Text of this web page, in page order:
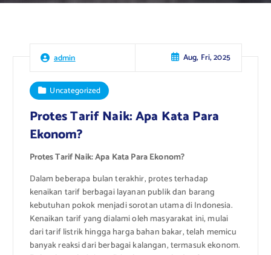
admin Aug, Fri, 2025
Uncategorized
Protes Tarif Naik: Apa Kata Para
Ekonom?
Protes Tarif Naik: Apa Kata Para Ekonom?
Dalam beberapa bulan terakhir, protes terhadap
kenaikan tarif berbagai layanan publik dan barang
kebutuhan pokok menjadi sorotan utama di Indonesia.
Kenaikan tarif yang dialami oleh masyarakat ini, mulai
dari tarif listrik hingga harga bahan bakar, telah memicu
banyak reaksi dari berbagai kalangan, termasuk ekonom.